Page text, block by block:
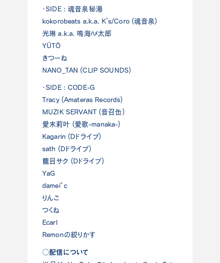
・SIDE : 魂音泉秘湯
kokorobeats a.k.a. K’s/Coro (魂音泉)
光琳 a.k.a. 鳴海ﾊﾒ太郎
YÜTÖ
きつーね
NANO_TAN (CLIP SOUNDS)
・SIDE : CODE-G
Tracy (Amateras Records)
MUZIK SERVANT (音召缶)
愛末莉叶 (愛歌-manaka-)
Kagarin (Dドライブ)
sath (Dドライブ)
籠目サク (Dドライブ)
YaG
damei°c
りんご
つくね
Ecarl
Remonの絞りかす
○配信について